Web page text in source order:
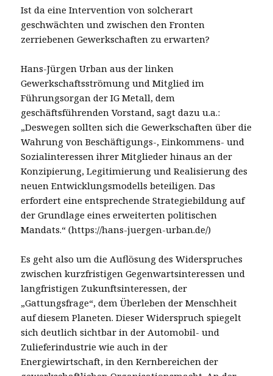
Ist da eine Intervention von solcherart
geschwächten und zwischen den Fronten
zerriebenen Gewerkschaften zu erwarten?
Hans-Jürgen Urban aus der linken
Gewerkschaftsströmung und Mitglied im
Führungsorgan der IG Metall, dem
geschäftsführenden Vorstand, sagt dazu u.a.:
„Deswegen sollten sich die Gewerkschaften über die
Wahrung von Beschäftigungs-, Einkommens- und
Sozialinteressen ihrer Mitglieder hinaus an der
Konzipierung, Legitimierung und Realisierung des
neuen Entwicklungsmodells beteiligen. Das
erfordert eine entsprechende Strategiebildung auf
der Grundlage eines erweiterten politischen
Mandats.“ (https://hans-juergen-urban.de/)
Es geht also um die Auflösung des Widerspruches
zwischen kurzfristigen Gegenwartsinteressen und
langfristigen Zukunftsinteressen, der
„Gattungsfrage“, dem Überleben der Menschheit
auf diesem Planeten. Dieser Widerspruch spiegelt
sich deutlich sichtbar in der Automobil- und
Zulieferindustrie wie auch in der
Energiewirtschaft, in den Kernbereichen der